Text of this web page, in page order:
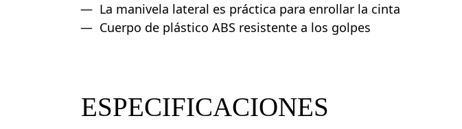
La manivela lateral es práctica para enrollar la cinta
Cuerpo de plástico ABS resistente a los golpes
ESPECIFICACIONES